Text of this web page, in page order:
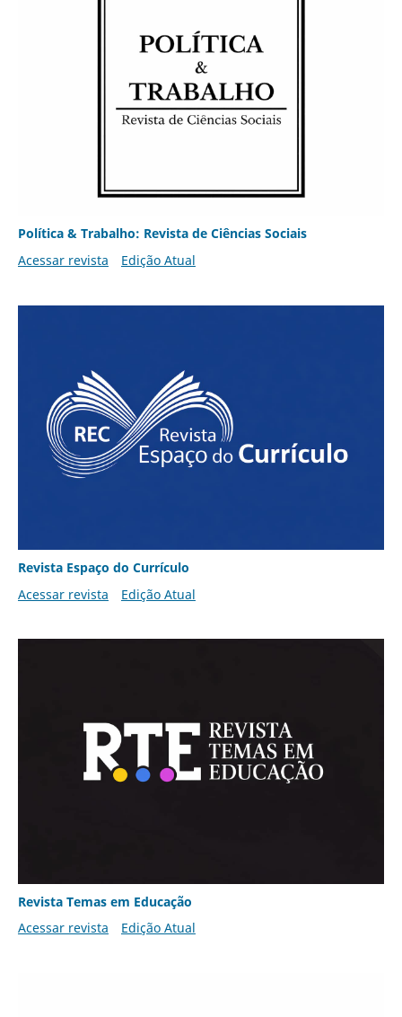
Política & Trabalho: Revista de Ciências Sociais
Acessar revista
Edição Atual
Revista Espaço do Currículo
Acessar revista
Edição Atual
Revista Temas em Educação
Acessar revista
Edição Atual